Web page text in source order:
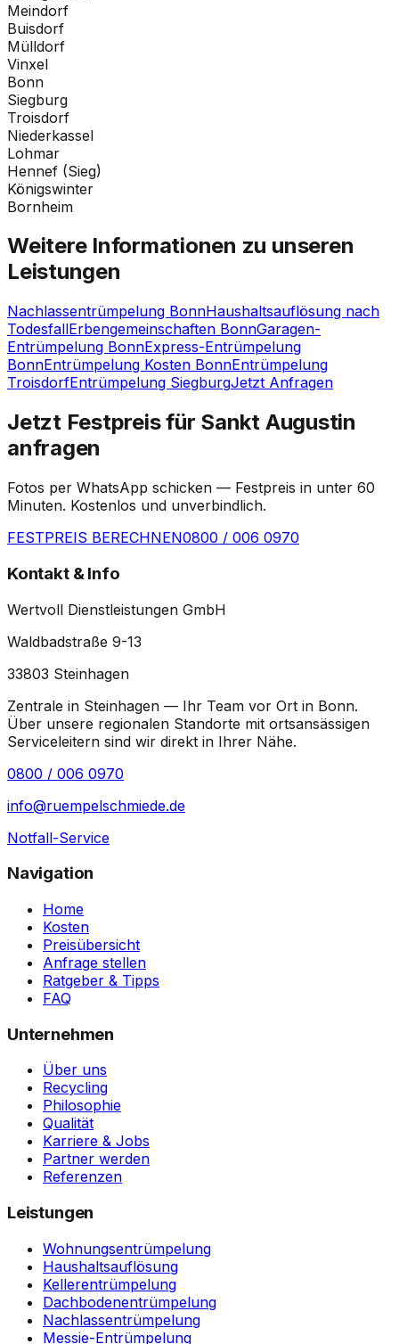
Meindorf
Buisdorf
Mülldorf
Vinxel
Bonn
Siegburg
Troisdorf
Niederkassel
Lohmar
Hennef (Sieg)
Königswinter
Bornheim
Weitere Informationen zu unseren
Leistungen
Nachlassentrümpelung BonnHaushaltsauflösung nach
TodesfallErbengemeinschaften BonnGaragen-
Entrümpelung BonnExpress-Entrümpelung
BonnEntrümpelung Kosten BonnEntrümpelung
TroisdorfEntrümpelung SiegburgJetzt Anfragen
Jetzt Festpreis für Sankt Augustin
anfragen
Fotos per WhatsApp schicken — Festpreis in unter 60
Minuten. Kostenlos und unverbindlich.
FESTPREIS BERECHNEN0800 / 006 0970
Kontakt & Info
Wertvoll Dienstleistungen GmbH
Waldbadstraße 9-13
33803 Steinhagen
Zentrale in Steinhagen — Ihr Team vor Ort in Bonn.
Über unsere regionalen Standorte mit ortsansässigen
Serviceleitern sind wir direkt in Ihrer Nähe.
0800 / 006 0970
info@ruempelschmiede.de
Notfall-Service
Navigation
Home
Kosten
Preisübersicht
Anfrage stellen
Ratgeber & Tipps
FAQ
Unternehmen
Über uns
Recycling
Philosophie
Qualität
Karriere & Jobs
Partner werden
Referenzen
Leistungen
Wohnungsentrümpelung
Haushaltsauflösung
Kellerentrümpelung
Dachbodenentrümpelung
Nachlassentrümpelung
Messie-Entrümpelung